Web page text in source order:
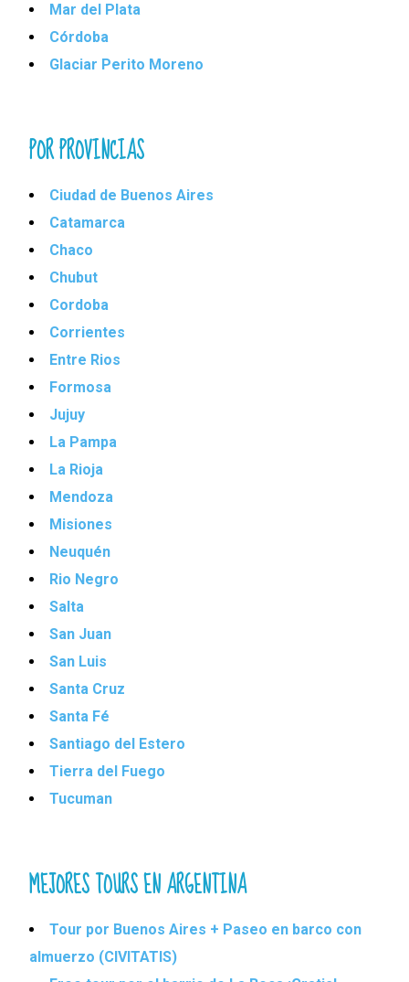
Mar del Plata
Córdoba
Glaciar Perito Moreno
POR PROVINCIAS
Ciudad de Buenos Aires
Catamarca
Chaco
Chubut
Cordoba
Corrientes
Entre Rios
Formosa
Jujuy
La Pampa
La Rioja
Mendoza
Misiones
Neuquén
Rio Negro
Salta
San Juan
San Luis
Santa Cruz
Santa Fé
Santiago del Estero
Tierra del Fuego
Tucuman
MEJORES TOURS EN ARGENTINA
Tour por Buenos Aires + Paseo en barco con
almuerzo (CIVITATIS)